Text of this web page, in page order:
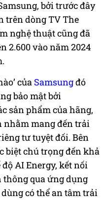
bởi trước đây
trên dòng TV The
nghệ thuật cũng đã
2.600 vào năm 2024
của Samsungđó
bảo mật bởi
sản phẩm của hãng,
nhằm mang đến trải
tư tuyệt đối. Bên
biệt chú trọng đến khả
AI Energy, kết nối
qua ứng dụng
có thể an tâm trải